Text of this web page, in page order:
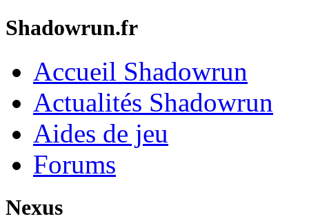
Shadowrun.fr
Accueil Shadowrun
Actualités Shadowrun
Aides de jeu
Forums
Nexus